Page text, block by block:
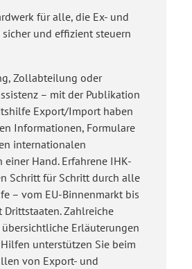
für alle, die Ex- und
und effizient steuern
Zollabteilung oder
– mit der Publikation
Export/Import haben
Informationen, Formulare
internationalen
einer Hand. Erfahrene IHK-
Schritt für Schritt durch alle
– vom EU-Binnenmarkt bis
Zahlreiche
übersichtliche Erläuterungen
unterstützen Sie beim
von Export- und